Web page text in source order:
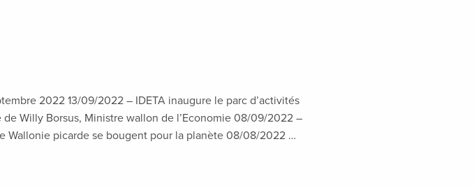
2022 13/09/2022 – IDETA inaugure le parc d’activités
Willy Borsus, Ministre wallon de l’Economie 08/09/2022 –
Wallonie picarde se bougent pour la planète 08/08/2022 …